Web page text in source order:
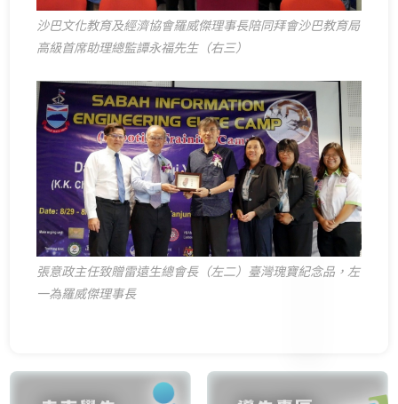
沙巴文化教育及經濟協會羅威傑理事長陪同拜會沙巴教育局
高級首席助理總監譚永福先生（右三）
張意政主任致贈雷遠生總會長（左二）臺灣瑰寶紀念品，左
一為羅威傑理事長